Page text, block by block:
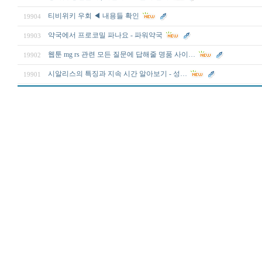
19904 티비위키 우회 ◀ 내용들 확인
19903 약국에서 프로코밀 파나요 - 파워약국
19902 웹툰 mg rs 관련 모든 질문에 답해줄 명품 사이…
19901 시알리스의 특징과 지속 시간 알아보기 - 성…